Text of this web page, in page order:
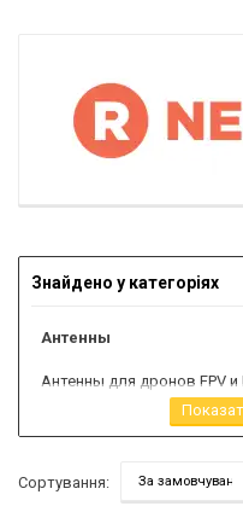
Знайдено у категоріях
Антенны
Антенны для дронов FPV и
GSM антенны 1800 Мгц
GSM антенны 900 Мгц
Сортування: